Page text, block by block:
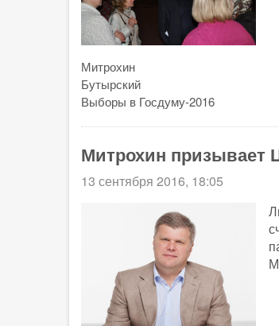
Митрохин
Бутырский
Выборы в Госдуму-2016
Митрохин призывает
13 сентября 2016, 18:05